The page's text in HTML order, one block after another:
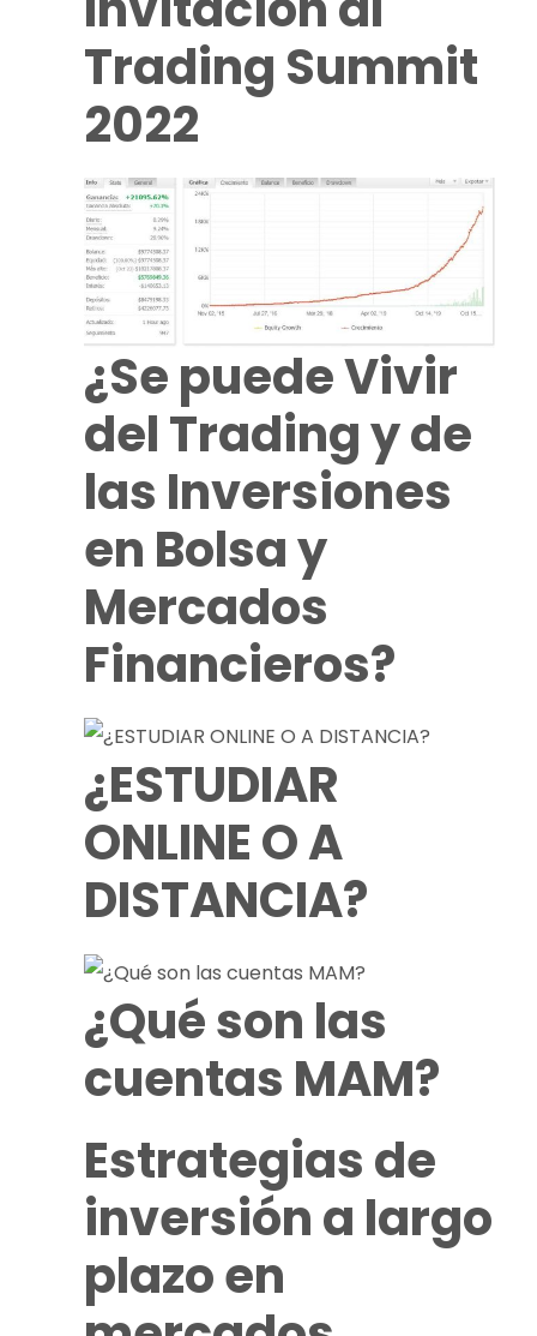
Trading Summit
2022
¿Se puede Vivir
delTradingy de
las Inversiones
en Bolsa y
Mercados
Financieros?
¿ESTUDIAR
ONLINE O A
DISTANCIA?
¿Qué son las
cuentas MAM?
Estrategias de
inversión a largo
plazo en